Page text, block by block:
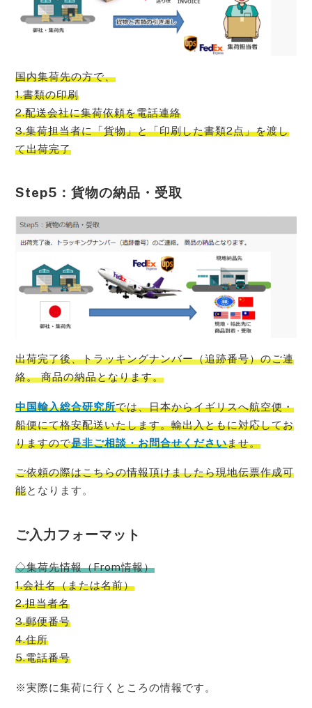
国内集荷先の方で、
1.書類の印刷
2.配送会社に集荷依頼を電話連絡
3.集荷担当者に「貨物」と「印刷した書類2点」を渡し
て出荷完了
Step5：貨物の納品・受取
出荷完了後、トラッキングナンバー（追跡番号）のご連
絡。 商品の納品となります。
中国輸入総合研究所では、日本からイギリスへ航空便・
船便にて格安配送いたします。輸出入ともに対応してお
りますので是非ご相談・お問合せくださいませ。
ご依頼の際はこちらの情報頂けましたら現地伝票作成可
能となります。
ご入力フォーマット
◇集荷先情報（From情報）
1.会社名（または名前）
2.担当者名
3.郵便番号
4.住所
5.電話番号
※実際に集荷に行くところの情報です。